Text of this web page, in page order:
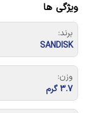
ویژگی ها
برند:
SANDISK
وزن:
3.7 گرم